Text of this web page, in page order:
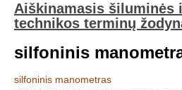
Aiškinamasis šiluminės
technikos terminų
silfoninis
silfoninis manometras